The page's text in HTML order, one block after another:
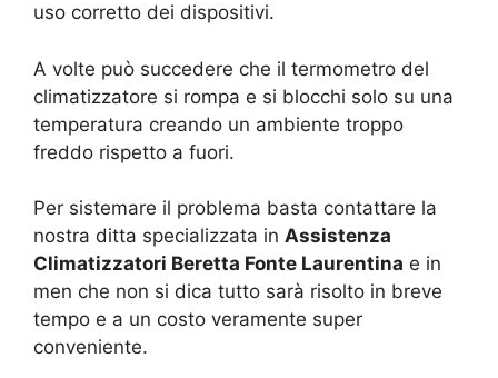
uso corretto dei dispositivi.
A volte può succedere che il termometro del
climatizzatore si rompa e si blocchi solo su una
temperatura creando un ambiente troppo
freddo rispetto a fuori.
Per sistemare il problema basta contattare la
nostra ditta specializzata in Assistenza
Climatizzatori Beretta Fonte Laurentina e in
men che non si dica tutto sarà risolto in breve
tempo e a un costo veramente super
conveniente.